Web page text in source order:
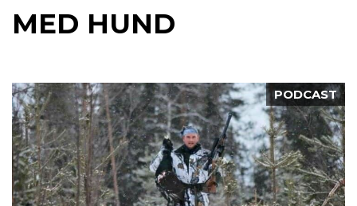
MED HUND
PODCAST